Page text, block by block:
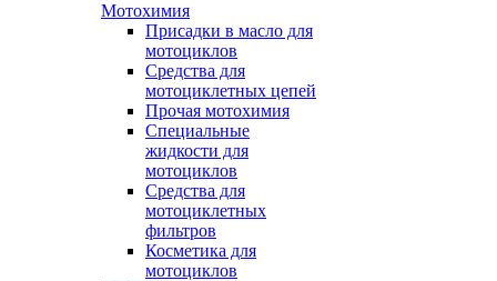
Мотохимия
Присадки в масло для
мотоциклов
Средства для
мотоциклетных цепей
Прочая мотохимия
Специальные
жидкости для
мотоциклов
Средства для
мотоциклетных
фильтров
Косметика для
мотоциклов